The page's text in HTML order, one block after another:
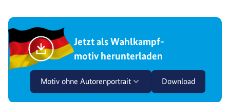
Jetzt als Wahlkampf-
motiv herunterladen
Motiv ohne Autorenportrait Download